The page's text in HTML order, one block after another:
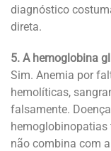
diagnóstico
direta.
5. A hemoglobina
Sim. Anemia por
hemolíticas,
falsamente.
hemoglobinopatias
não combina com